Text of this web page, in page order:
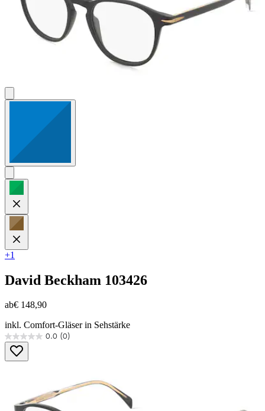
+1
David Beckham 103426
ab€ 148,90
inkl. Comfort-Gläser in Sehstärke
0.0 (0)
0.0
von
5